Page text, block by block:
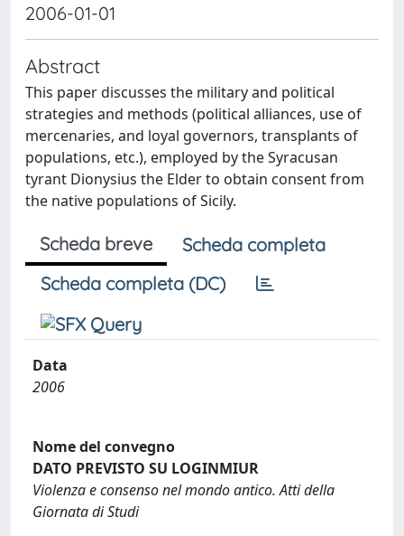
2006-01-01
Abstract
This paper discusses the military and political
strategies and methods (political alliances, use of
mercenaries, and loyal governors, transplants of
populations, etc.), employed by the Syracusan
tyrant Dionysius the Elder to obtain consent from
the native populations of Sicily.
Scheda breve
Scheda completa
Scheda completa (DC)
Data
2006
Nome del convegno
DATO PREVISTO SU LOGINMIUR
Violenza e consenso nel mondo antico. Atti della
Giornata di Studi